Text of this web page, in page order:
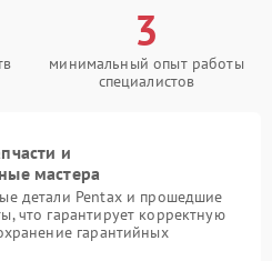
3
минимальный опыт работы
специалистов
и
мастера
детали Pentax и прошедшие
что гарантирует корректную
гарантийных